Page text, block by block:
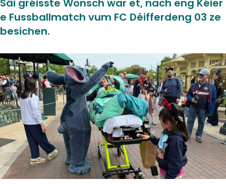
Säi gréisste Wonsch war et, nach eng Kéier
e Fussballmatch vum FC Déifferdeng 03 ze
besichen.